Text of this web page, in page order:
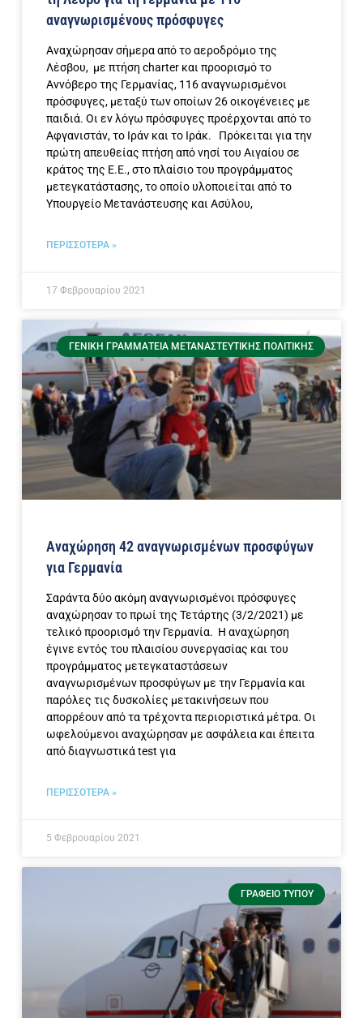
αναγνωρισμένους πρόσφυγες
Αναχώρησαν σήμερα από το αεροδρόμιο της
Λέσβου, με πτήση charter και προορισμό το
Αννόβερο της Γερμανίας, 116 αναγνωρισμένοι
πρόσφυγες, μεταξύ των οποίων 26 οικογένειες με
παιδιά. Οι εν λόγω πρόσφυγες προέρχονται από το
Αφγανιστάν, το Ιράν και το Ιράκ. Πρόκειται για την
πρώτη απευθείας πτήση από νησί του Αιγαίου σε
κράτος της Ε.Ε., στο πλαίσιο του προγράμματος
μετεγκατάστασης, το οποίο υλοποιείται από το
Υπουργείο Μετανάστευσης και Ασύλου,
ΠΕΡΙΣΣΟΤΕΡΑ »
17 Φεβρουαρίου 2021
ΓΕΝΙΚΉ ΓΡΑΜΜΑΤΕΊΑ ΜΕΤΑΝΑΣΤΕΥΤΙΚΉΣ ΠΟΛΙΤΙΚΉΣ
Αναχώρηση 42 αναγνωρισμένων προσφύγων
για Γερμανία
Σαράντα δύο ακόμη αναγνωρισμένοι πρόσφυγες
αναχώρησαν το πρωί της Τετάρτης (3/2/2021) με
τελικό προορισμό την Γερμανία. Η αναχώρηση
έγινε εντός του πλαισίου συνεργασίας και του
προγράμματος μετεγκαταστάσεων
αναγνωρισμένων προσφύγων με την Γερμανία και
παρόλες τις δυσκολίες μετακινήσεων που
απορρέουν από τα τρέχοντα περιοριστικά μέτρα. Οι
ωφελούμενοι αναχώρησαν με ασφάλεια και έπειτα
από διαγνωστικά test για
ΠΕΡΙΣΣΟΤΕΡΑ »
5 Φεβρουαρίου 2021
ΓΡΑΦΕΊΟ ΤΎΠΟΥ